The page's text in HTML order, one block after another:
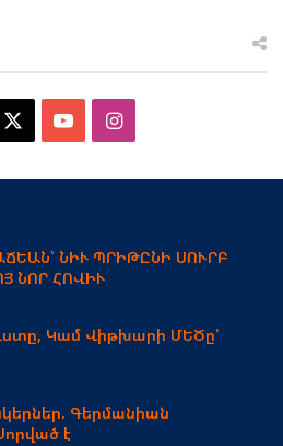
YouTubeInstagram
ՆԻՒ ՊՐԻԹԸՆԻ ՍՈՒՐԲ
ՆՈՐ ՀՈՎԻՒ
Կամ Վիթխարի ՄԵԾը՝
Գերմանիան
է